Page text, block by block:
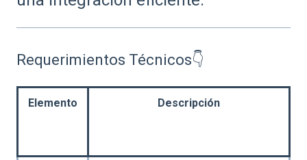
Requerimientos Técnicos👇
Elemento Descripción